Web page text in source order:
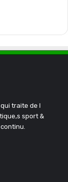
traite de l
sport &